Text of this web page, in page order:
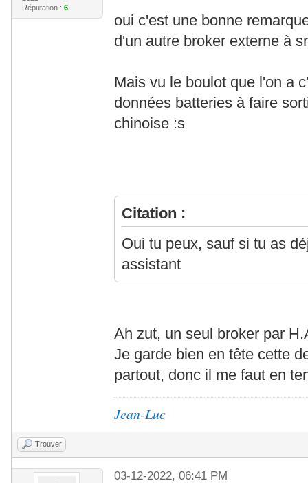
Réputation : 6
oui c'est une bonne
d'un autre broker externe à
Mais vu le boulot que l'on a
données batteries à faire
chinoise :s
Citation :
Oui tu peux, sauf si tu as
assistant
Ah zut, un seul broker par
Je garde bien en tête cette
partout, donc il me faut en
Jean-Luc
Trouver
03-12-2022, 06:41 PM